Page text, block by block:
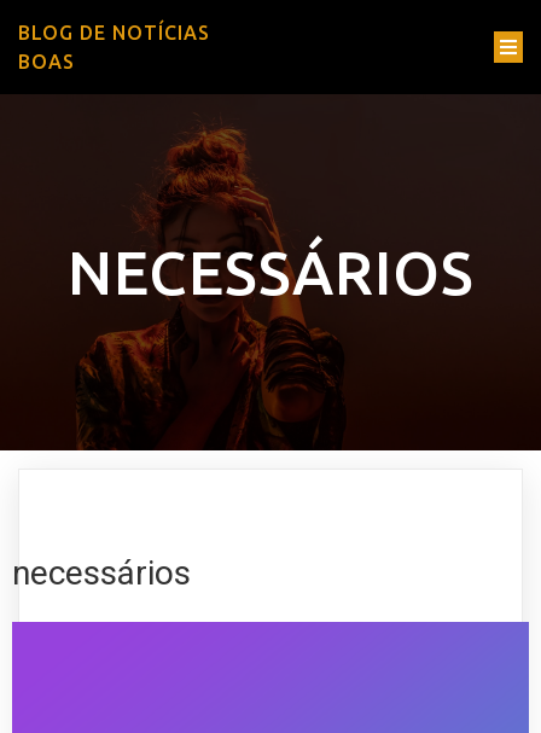
BLOG DE NOTÍCIAS
BOAS
NECESSÁRIOS
necessários